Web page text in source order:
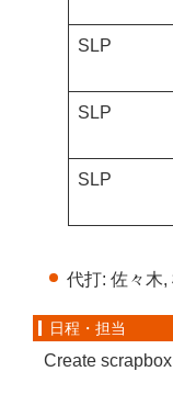
SLP
SLP
SLP
代打: 佐々木,
日程・担当
Create